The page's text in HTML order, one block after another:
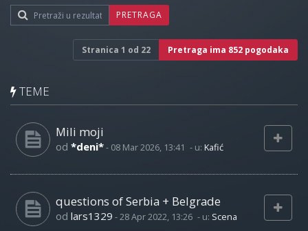
PRETRAGA
Stranica 1 od 22 Pretraga ima 852 pogodaka
TEME
Mili moji
od *deni*- 08 Mar 2026, 13:41 - u: Kafić
questions of Serbia + Belgrade
od lars1329 -28 Apr 2022, 13:26 - u: Scena